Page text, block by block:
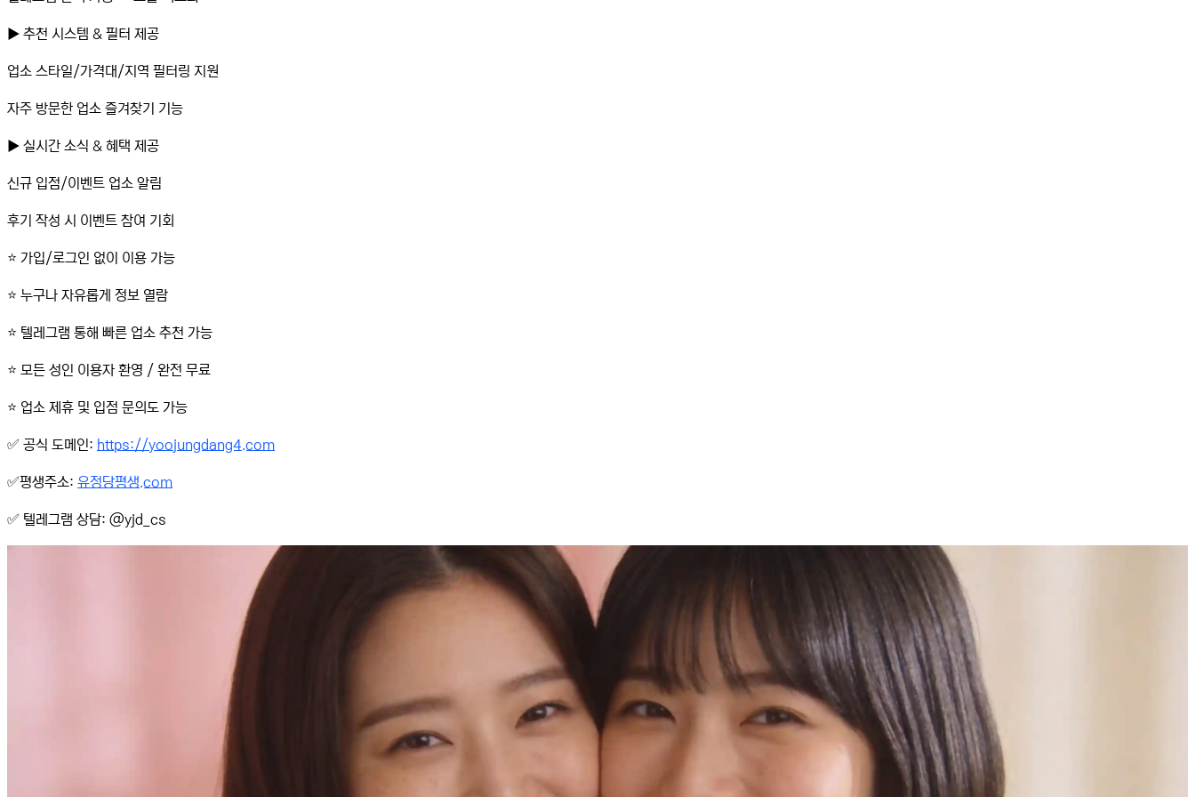
▶️ 추천 시스템 & 필터 제공
업소 스타일/가격대/지역 필터링 지원
자주 방문한 업소 즐겨찾기 기능
▶️ 실시간 소식 & 혜택 제공
신규 입점/이벤트 업소 알림
후기 작성 시 이벤트 참여 기회
⭐️ 가입/로그인 없이 이용 가능
⭐️ 누구나 자유롭게 정보 열람
⭐️ 텔레그램 통해 빠른 업소 추천 가능
⭐️ 모든 성인 이용자 환영 / 완전 무료
⭐️ 업소 제휴 및 입점 문의도 가능
✅ 공식 도메인: https://yoojungdang4.com
✅평생주소: 유정당평생.com
✅ 텔레그램 상담: @yjd_cs